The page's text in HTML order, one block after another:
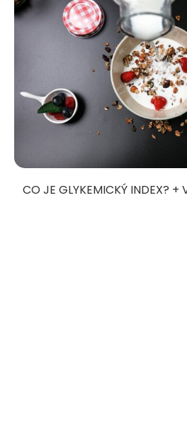
CO JE GLYKEMICKÝ INDEX? +